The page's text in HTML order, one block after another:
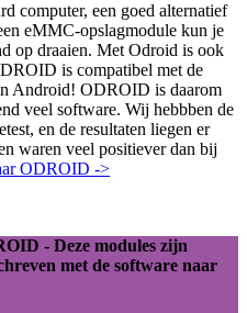
computer, een goed alternatief
eMMC-opslagmodule kun je
op draaien. Met Odroid is ook
is compatibel met de
Android! ODROID is daarom
veel software. Wij hebbben de
en de resultaten liegen er
waren veel positiever dan bij
ODROID ->
- Deze modules zijn
met de software naar